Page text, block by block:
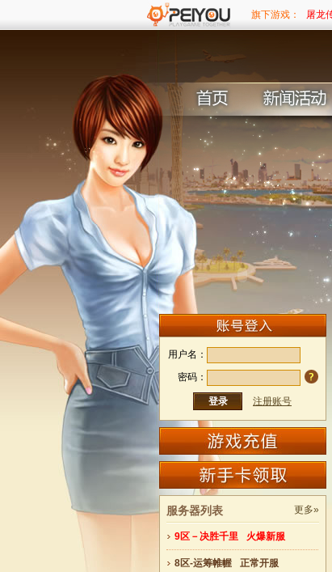
旗下游戏： 屠龙
陪游
用户名：
密码：
注册账号
更多»
服务器列表
9区－决胜千里 火爆新服
8区-运筹帷幄 正常开服